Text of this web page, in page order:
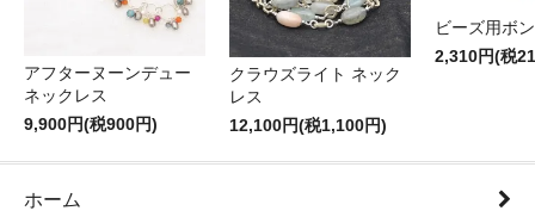
アフターヌーンデュー
ネックレス
9,900円(税900円)
クラウズライト ネック
レス
12,100円(税1,100円)
ビーズ用ボ
2,310円(税
ホーム